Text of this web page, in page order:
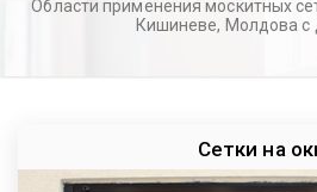
Области применения москитных
Кишиневе, Молдова с
Сетки на